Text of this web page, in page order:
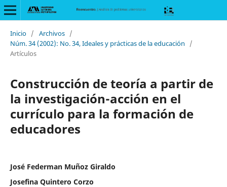
Inicio / Archivos /
Núm. 34 (2002): No. 34, Ideales y prácticas de la educación
/
Artículos
Construcción de teoría a partir de
la investigación-acción en el
currículo para la formación de
educadores
José Federman Muñoz Giraldo
Josefina Quintero Corzo